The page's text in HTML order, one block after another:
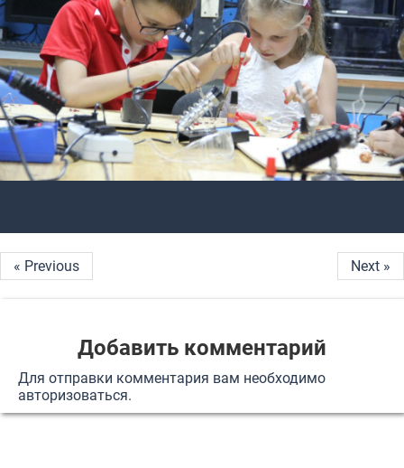
« Previous Next »
Добавить комментарий
Для отправки комментария вам необходимо
авторизоваться.